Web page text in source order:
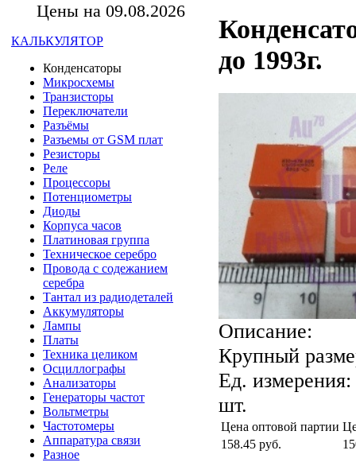
Цены на 09.08.2026
КАЛЬКУЛЯТОР
Конденсаторы
Микросхемы
Транзисторы
Переключатели
Разъёмы
Разъемы от GSM плат
Резисторы
Реле
Процессоры
Потенциометры
Диоды
Корпуса часов
Платиновая группа
Техническое серебро
Провода с содежанием
серебра
Тантал из радиодеталей
Аккумуляторы
Лампы
Платы
Техника целиком
Осциллографы
Анализаторы
Генераторы частот
Вольтметры
Частотомеры
Аппаратура связи
Разное
до 1993г.
Описание:
Крупный
Ед. измерения:
шт.
Цена оптовой партии
158.45 руб.